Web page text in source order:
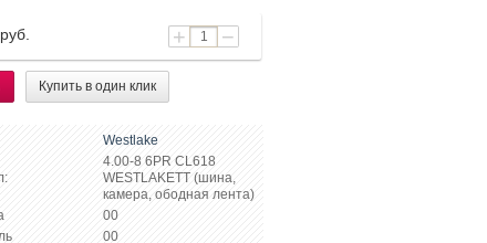
руб. + −
Купить в один клик
Westlake
4.00-8 6PR CL618
WESTLAKETT (шина,
камера, ободная лента)
00
00